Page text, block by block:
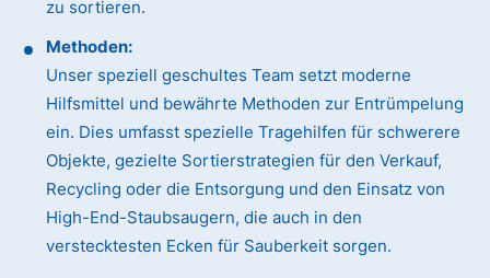
zu sortieren.
Methoden:
Unser speziell geschultes Team setzt moderne
Hilfsmittel und bewährte Methoden zur Entrümpelung
ein. Dies umfasst spezielle Tragehilfen für schwerere
Objekte, gezielte Sortierstrategien für den Verkauf,
Recycling oder die Entsorgung und den Einsatz von
High-End-Staubsaugern, die auch in den
verstecktesten Ecken für Sauberkeit sorgen.